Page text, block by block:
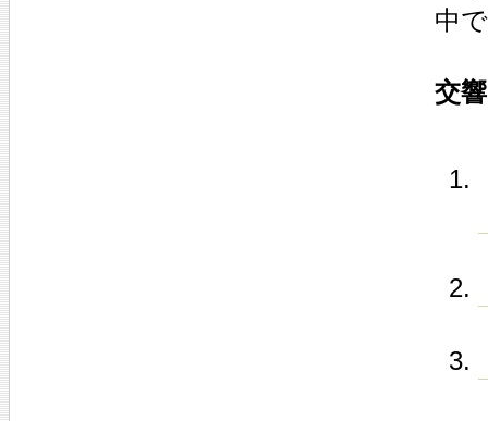
中
交